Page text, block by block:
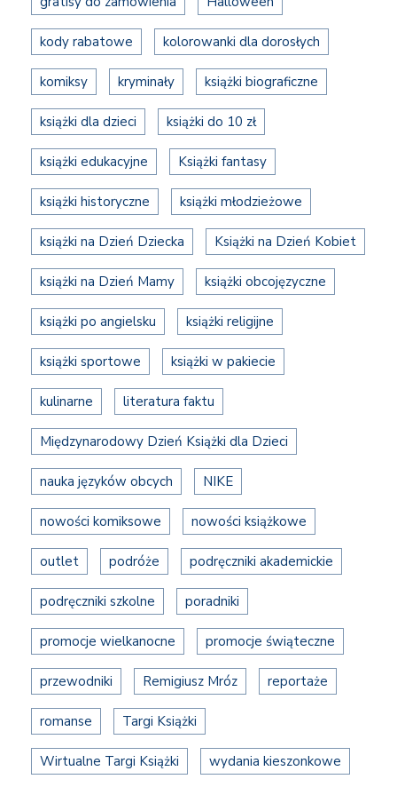
kody rabatowe kolorowanki dla dorosłych
komiksy kryminały książki biograficzne
książki dla dzieci książki do 10 zł
książki edukacyjne Książki fantasy
książki historyczne książki młodzieżowe
książki na Dzień Dziecka Książki na Dzień Kobiet
książki na Dzień Mamy książki obcojęzyczne
książki po angielsku książki religijne
książki sportowe książki w pakiecie
kulinarne literatura faktu
Międzynarodowy Dzień Książki dla Dzieci
nauka języków obcych NIKE
nowości komiksowe nowości książkowe
outlet podróże podręczniki akademickie
podręczniki szkolne poradniki
promocje wielkanocne promocje świąteczne
przewodniki Remigiusz Mróz reportaże
romanse Targi Książki
Wirtualne Targi Książki wydania kieszonkowe